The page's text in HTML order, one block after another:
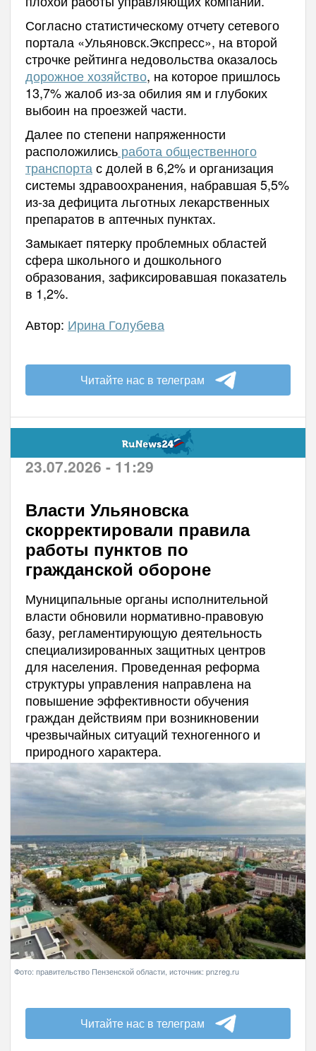
Согласно статистическому отчету сетевого
портала «Ульяновск.Экспресс», на второй
строчке рейтинга недовольства оказалось
дорожное хозяйство, на которое пришлось
13,7% жалоб из-за обилия ям и глубоких
выбоин на проезжей части.
Далее по степени напряженности
расположилисьработа общественного
транспорта с долей в 6,2% и организация
системы здравоохранения, набравшая 5,5%
из-за дефицита льготных лекарственных
препаратов в аптечных пунктах.
Замыкает пятерку проблемных областей
сфера школьного и дошкольного
образования, зафиксировавшая показатель
в 1,2%.
Автор: Ирина Голубева
Читайте нас в телеграм
23.07.2026 - 11:29
Власти Ульяновска
скорректировали правила
работы пунктов по
гражданской обороне
Муниципальные органы исполнительной
власти обновили нормативно-правовую
базу, регламентирующую деятельность
специализированных защитных центров
для населения. Проведенная реформа
структуры управления направлена на
повышение эффективности обучения
граждан действиям при возникновении
чрезвычайных ситуаций техногенного и
природного характера.
Фото: правительство Пензенской области, источник: pnzreg.ru
Читайте нас в телеграм